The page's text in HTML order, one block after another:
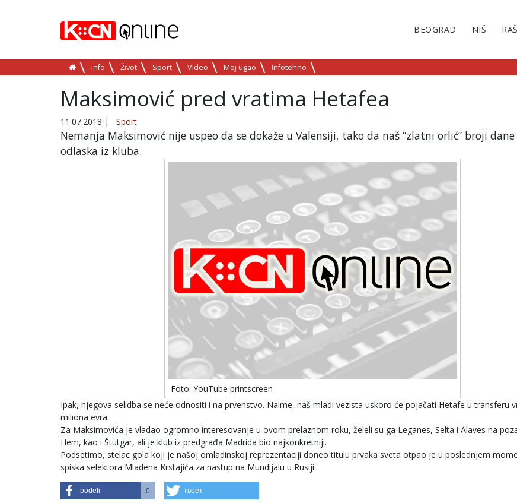
BEOGRAD NIŠ
Info Život Sport Video Moj ugao Infotehno
Maksimović pred vratima Hetafea
11.07.2018 | Sport
Nemanja Maksimović nije uspeo da se dokaže u Valensiji, tako da naš “zlatni orlić” broji dane
odlaska iz kluba.
Foto: YouTube printscreen
Ipak, njegova selidba se neće odnositi i na prvenstvo. Naime, naš mladi vezista uskoro će pojačati Hetafe u transferu
miliona evra.
Za Maksimovića je vladao ogromno interesovanje u ovom prelaznom roku, želeli su ga Leganes, Selta i Alaves na
Hem, kao i Štutgar, ali je klub iz predgrađa Madrida bio najkonkretniji.
Podsetimo, stelac gola koji je našoj omladinskoj reprezentaciji doneo titulu prvaka sveta otpao je u poslednjem
spiska selektora Mladena Krstajića za nastup na Mundijalu u Rusiji.
podeli 0 твеет